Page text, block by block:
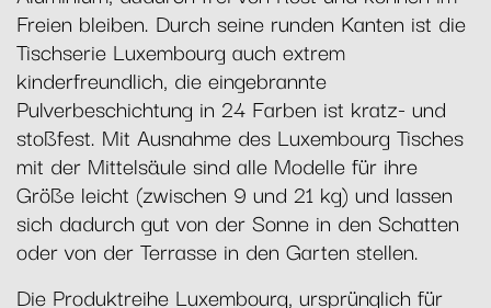
Freien bleiben. Durch seine runden Kanten ist die
Tischserie Luxembourg auch extrem
kinderfreundlich, die eingebrannte
Pulverbeschichtung in 24 Farben ist kratz- und
stoßfest. Mit Ausnahme des Luxembourg Tisches
mit der Mittelsäule sind alle Modelle für ihre
Größe leicht (zwischen 9 und 21 kg) und lassen
sich dadurch gut von der Sonne in den Schatten
oder von der Terrasse in den Garten stellen.
Die Produktreihe Luxembourg, ursprünglich für